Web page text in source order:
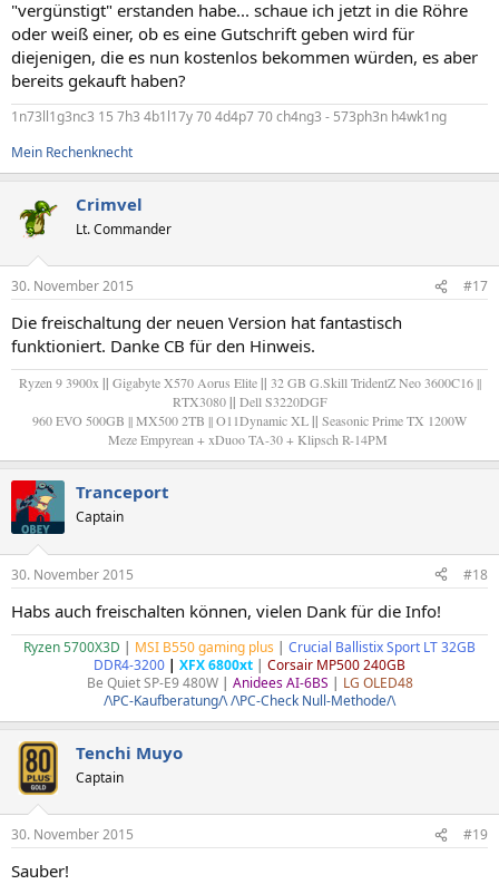
"vergünstigt" erstanden habe... schaue ich jetzt in die Röhre
oder weiß einer, ob es eine Gutschrift geben wird für
diejenigen, die es nun kostenlos bekommen würden, es aber
bereits gekauft haben?
1n73ll1g3nc3 15 7h3 4b1l17y 70 4d4p7 70 ch4ng3 - 573ph3n h4wk1ng
Mein Rechenknecht
Crimvel
Lt. Commander
30. November 2015 #17
Die freischaltung der neuen Version hat fantastisch
funktioniert. Danke CB für den Hinweis.
Ryzen 9 3900x || Gigabyte X570 Aorus Elite|| 32 GB G.Skill TridentZ Neo 3600C16 ||
RTX3080|| Dell S3220DGF
960 EVO 500GB || MX500 2TB || O11Dynamic XL|| Seasonic Prime TX 1200W
Meze Empyrean + xDuoo TA-30 + Klipsch R-14PM
Tranceport
Captain
30. November 2015 #18
Habs auch freischalten können, vielen Dank für die Info!
Ryzen 5700X3D | MSI B550 gaming plus | Crucial Ballistix Sport LT 32GB
DDR4-3200 | XFX 6800xt | Corsair MP500 240GB
Be Quiet SP-E9 480W | Anidees AI-6BS | LG OLED48
/\PC-Kaufberatung/\/\PC-Check Null-Methode/\
Tenchi Muyo
Captain
30. November 2015 #19
Sauber!